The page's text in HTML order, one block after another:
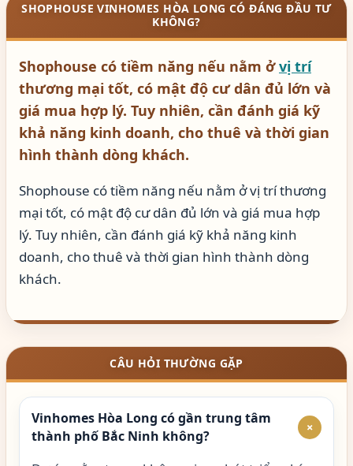
SHOPHOUSE VINHOMES HÒA LONG CÓ ĐÁNG ĐẦU TƯ
KHÔNG?
Shophouse có tiềm năng nếu nằm ởvị trí
thương mại tốt, có mật độ cư dân đủ lớn và
giá mua hợp lý. Tuy nhiên, cần đánh giá kỹ
khả năng kinh doanh, cho thuê và thời gian
hình thành dòng khách.
Shophouse có tiềm năng nếu nằm ở vị trí thương
mại tốt, có mật độ cư dân đủ lớn và giá mua hợp
lý. Tuy nhiên, cần đánh giá kỹ khả năng kinh
doanh, cho thuê và thời gian hình thành dòng
khách.
CÂU HỎI THƯỜNG GẶP
Vinhomes Hòa Long có gần trung tâm
thành phố Bắc Ninh không?
+